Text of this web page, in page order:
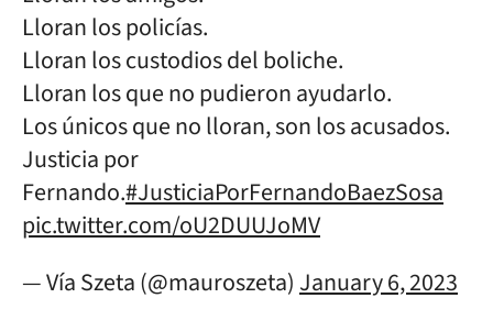
Lloran los policías.
Lloran los custodios del boliche.
Lloran los que no pudieron ayudarlo.
Los únicos que no lloran, son los acusados.
Justicia por
Fernando.#JusticiaPorFernandoBaezSosa
pic.twitter.com/oU2DUUJoMV
— Vía Szeta (@mauroszeta) January 6, 2023